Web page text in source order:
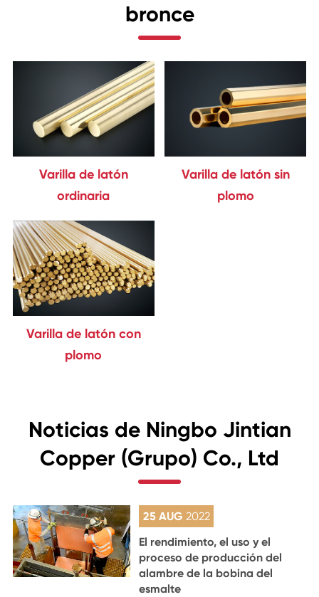
bronce
Varilla de latón
ordinaria
Varilla de latón sin
plomo
Varilla de latón con
plomo
Noticias de Ningbo Jintian
Copper (Grupo) Co., Ltd
25 AUG 2022
El rendimiento, el uso y el
proceso de producción del
alambre de la bobina del
esmalte